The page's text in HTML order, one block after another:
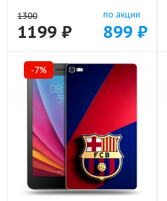
1300
1199 ₽
по акции
899 ₽
-7%